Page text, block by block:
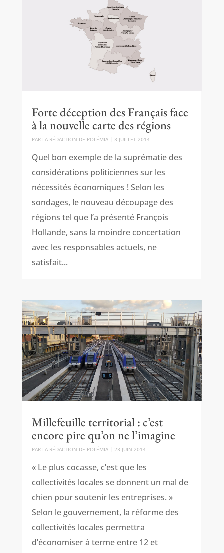
Forte déception des Français face
à la nouvelle carte des régions
PAR LA RÉDACTION DE POLÉMIA| 3 JUILLET 2014
Quel bon exemple de la suprématie des
considérations politiciennes sur les
nécessités économiques ! Selon les
sondages, le nouveau découpage des
régions tel que l’a présenté François
Hollande, sans la moindre concertation
avec les responsables actuels, ne
satisfait...
Millefeuille territorial : c’est
encore pire qu’on ne l’imagine
PAR LA RÉDACTION DE POLÉMIA| 23 JUIN 2014
« Le plus cocasse, c’est que les
collectivités locales se donnent un mal de
chien pour soutenir les entreprises. »
Selon le gouvernement, la réforme des
collectivités locales permettra
d’économiser à terme entre 12 et